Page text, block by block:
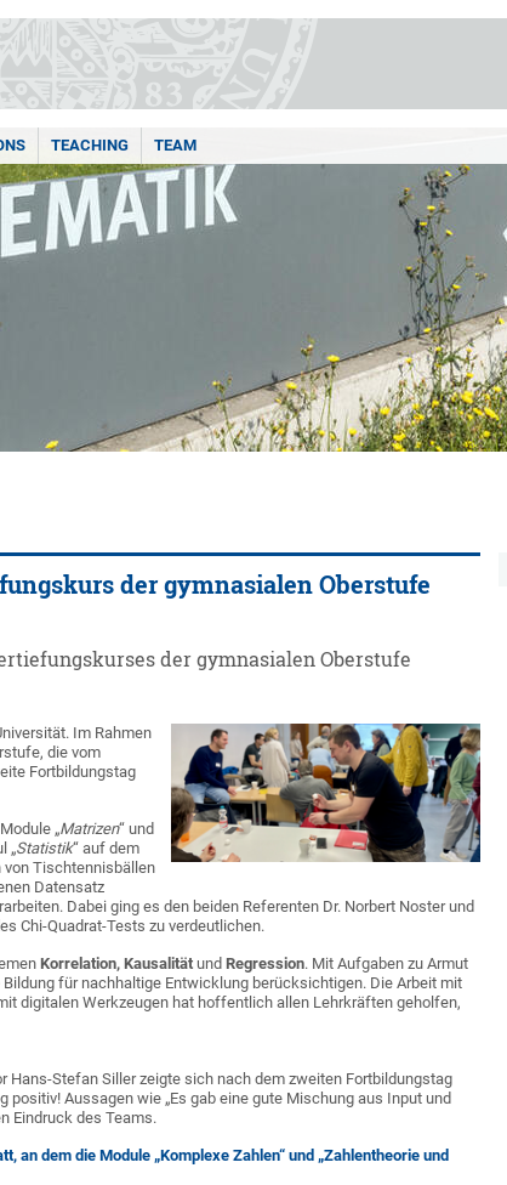
TEACHING TEAM
der gymnasialen Oberstufe
der gymnasialen Oberstufe
Im Rahmen
die vom
Fortbildungstag
„Matrizen“ und
„Statistik“ auf dem
von Tischtennisbällen
Datensatz
Dabei ging es den beiden Referenten Dr. Norbert Noster und
Chi-Quadrat-Tests zu verdeutlichen.
Korrelation, Kausalität und Regression. Mit Aufgaben zu Armut
für nachhaltige Entwicklung berücksichtigen. Die Arbeit mit
digitalen Werkzeugen hat hoffentlich allen Lehrkräften geholfen,
Stefan Siller zeigte sich nach dem zweiten Fortbildungstag
Aussagen wie „Es gab eine gute Mischung aus Input und
Eindruck des Teams.
dem die Module „Komplexe Zahlen“ und „Zahlentheorie und